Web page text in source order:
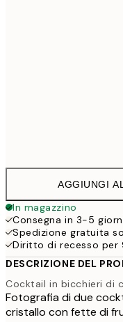
AGGIUNGI
In magazzino
Consegna in 3-5
Spedizione gratuita
Diritto di recesso per
DESCRIZIONE DEL
Cocktail in bicchieri di
Fotografia di due
cristallo con fette di